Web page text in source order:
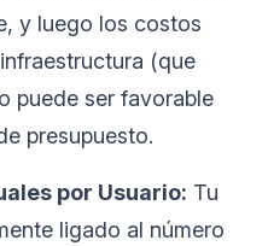
y luego los costos
(que
puede ser favorable
presupuesto.
por Usuario: Tu
ligado al número